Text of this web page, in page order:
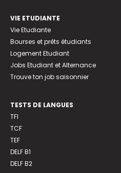
VIE ETUDIANTE
Vie Etudiante
Bourses et prêts étudiants
Logement Etudiant
Jobs Etudiant et Alternance
Trouve ton job saisonnier
TESTS DE LANGUES
TFI
TCF
TEF
DELF B1
DELF B2